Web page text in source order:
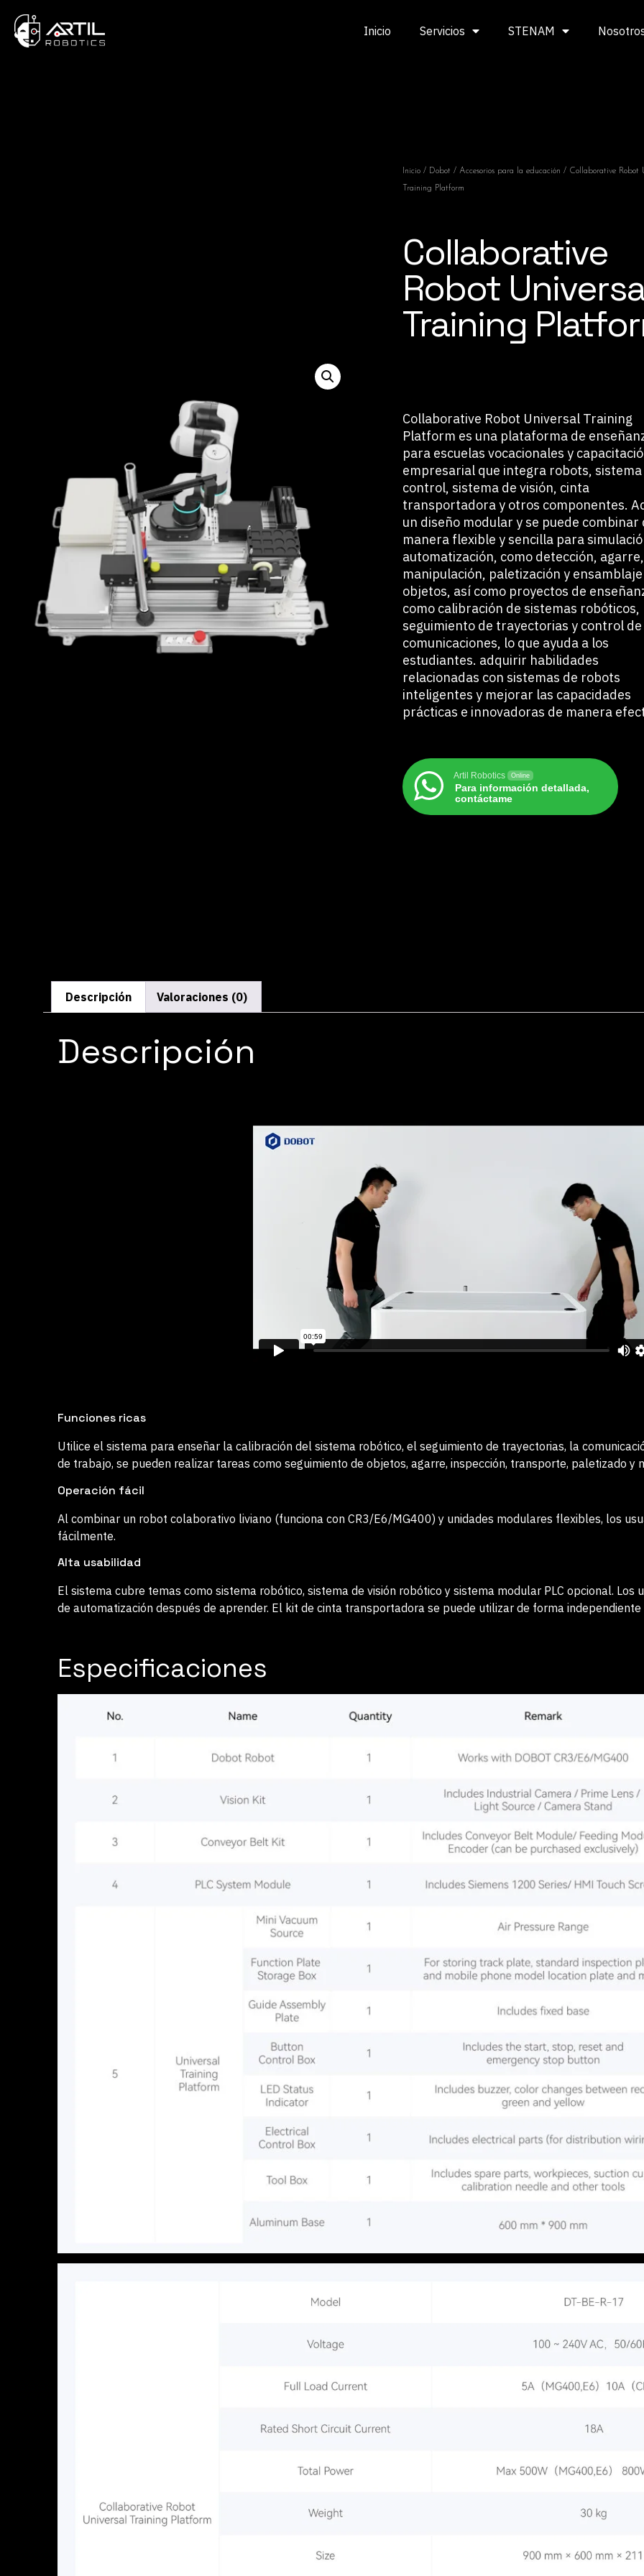
Inicio Servicios STENAM
Inicio / Dobot / Accesorios para la educación / Collaborative Robot
Training Platform
Collaborative
Robot
Training
Collaborative Robot Universal Training
Platform es una plataforma de
para escuelas vocacionales y
empresarial que integra robots,
control, sistema de visión, cinta
transportadora y otros componentes.
un diseño modular y se puede combinar
manera flexible y sencilla para
automatización, como detección, agarre,
manipulación, paletización y
objetos, así como proyectos de
como calibración de sistemas robóticos,
seguimiento de trayectorias y control de
comunicaciones, lo que ayuda a los
estudiantes. adquirir habilidades
relacionadas con sistemas de robots
inteligentes y mejorar las capacidades
prácticas e innovadoras de manera
Artil Robotics Online
Para información detallada,
contáctame
Descripción Valoraciones (0)
Descripción
Funciones ricas
Utilice el sistema para enseñar la calibración del sistema robótico, el seguimiento de trayectorias, la
de trabajo, se pueden realizar tareas como seguimiento de objetos, agarre, inspección, transporte, paletizado y
Operación fácil
Al combinar un robot colaborativo liviano (funciona con CR3/E6/MG400) y unidades modulares flexibles, los
fácilmente.
Alta usabilidad
El sistema cubre temas como sistema robótico, sistema de visión robótico y sistema modular PLC opcional.
de automatización después de aprender. El kit de cinta transportadora se puede utilizar de forma
Especificaciones